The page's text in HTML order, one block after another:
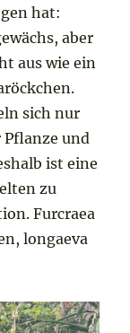
hat:
aber
aus wie ein
sich nur
Pflanze und
ist eine
zu
Furcraea
longaeva